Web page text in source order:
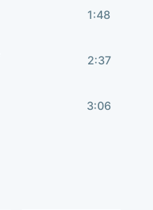
1:48
2:37
3:06